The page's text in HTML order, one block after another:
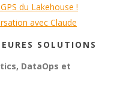
du Lakehouse !
avec Claude
SOLUTIONS
DataOps et